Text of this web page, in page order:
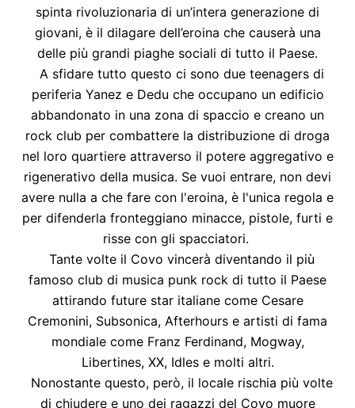
spinta rivoluzionaria di un’intera generazione di
giovani, è il dilagare dell’eroina che causerà una
delle più grandi piaghe sociali di tutto il Paese.
A sfidare tutto questo ci sono due teenagers di
periferia Yanez e Dedu che occupano un edificio
abbandonato in una zona di spaccio e creano un
rock club per combattere la distribuzione di droga
nel loro quartiere attraverso il potere aggregativo e
rigenerativo della musica. Se vuoi entrare, non devi
avere nulla a che fare con l'eroina, è l'unica regola e
per difenderla fronteggiano minacce, pistole, furti e
risse con gli spacciatori.
Tante volte il Covo vincerà diventando il più
famoso club di musica punk rock di tutto il Paese
attirando future star italiane come Cesare
Cremonini, Subsonica, Afterhours e artisti di fama
mondiale come Franz Ferdinand, Mogway,
Libertines, XX, Idles e molti altri.
Nonostante questo, però, il locale rischia più volte
di chiudere e uno dei ragazzi del Covo muore